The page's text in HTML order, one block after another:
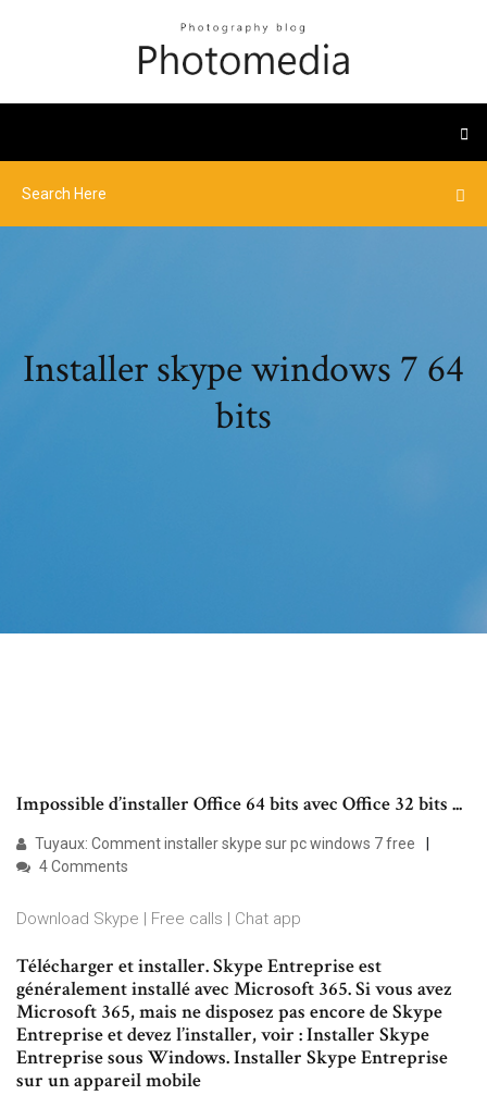
Installer skype windows 7 64
bits
Impossible d’installer Office 64 bits avec Office 32 bits ...
Tuyaux: Comment installer skype sur pc windows 7 free
4 Comments
Download Skype | Free calls | Chat app
Télécharger et installer. Skype Entreprise est
généralement installé avec Microsoft 365. Si vous avez
Microsoft 365, mais ne disposez pas encore de Skype
Entreprise et devez l’installer, voir : Installer Skype
Entreprise sous Windows. Installer Skype Entreprise
sur un appareil mobile